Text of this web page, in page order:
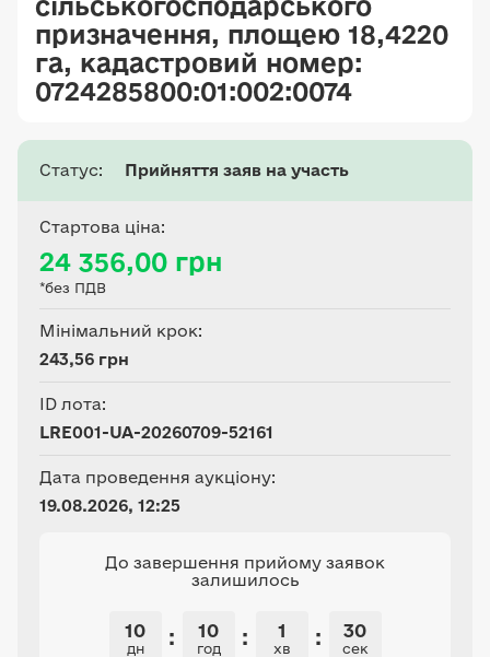
призначення, площею 18,4220
га, кадастровий номер:
0724285800:01:002:0074
Статус: Прийняття заяв на участь
Стартова ціна:
24 356,00 грн
*без ПДВ
Мінімальний крок:
243,56 грн
ID лота:
LRE001-UA-20260709-52161
Дата проведення аукціону:
19.08.2026, 12:25
До завершення прийому заявок
залишилось
10
дн : 10
год : 1
хв : 29
сек